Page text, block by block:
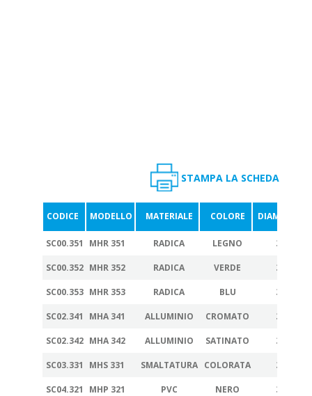
STAMPA LA SCHEDA
CODICE MODELLO MATERIALE COLORE DIAMETRO
SC00.351 MHR 351 RADICA LEGNO 35
SC00.352 MHR 352 RADICA VERDE 35
SC00.353 MHR 353 RADICA BLU 35
SC02.341 MHA 341 ALLUMINIO CROMATO 35
SC02.342 MHA 342 ALLUMINIO SATINATO 35
SC03.331 MHS 331 SMALTATURA COLORATA 35
SC04.321 MHP 321 PVC NERO 35